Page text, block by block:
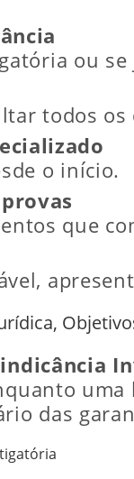
ou
todos os
o início.
que
das